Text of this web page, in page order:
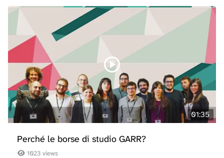
01:35
Perché le borse di studio GARR?
1023 views